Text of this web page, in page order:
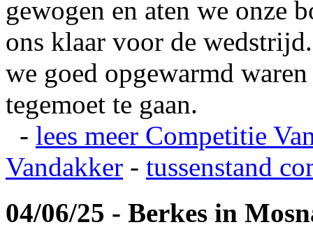
gewogen en aten we onze
ons klaar voor de
we goed opgewarmd
tegemoet te gaan.
- lees meer Competitie
Vandakker - tussenstand
04/06/25 - Berkes in